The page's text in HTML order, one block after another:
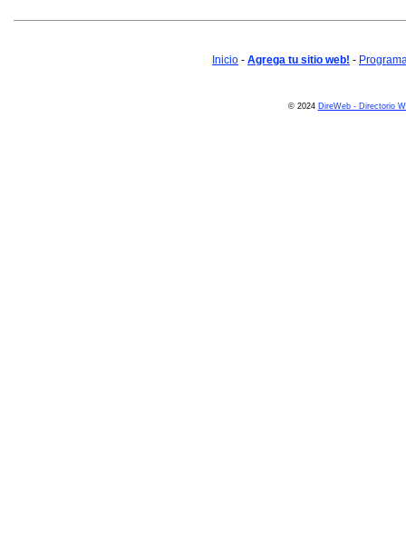
Inicio - Agrega tu sitio web! -
© 2024 DireWeb - Directorio